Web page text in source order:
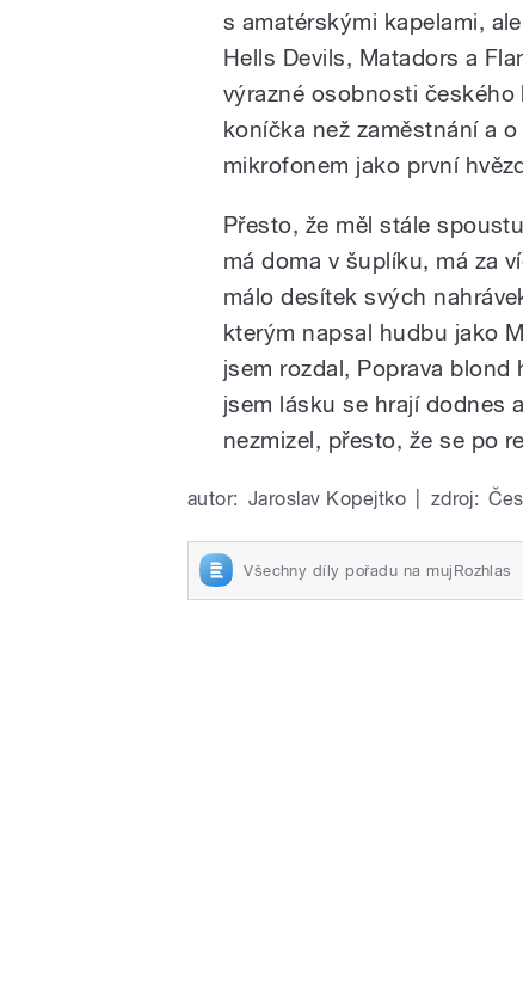
s amatérskými kapelami,
Hells Devils, Matadors a
výrazné osobnosti
koníčka než zaměstnání a
mikrofonem jako první
Přesto, že měl stále
má doma v šuplíku, má za
málo desítek svých
kterým napsal hudbu jako
jsem rozdal, Poprava
jsem lásku se hrají dodnes
nezmizel, přesto, že se po
autor: Jaroslav Kopejtko zdroj:
Všechny díly pořadu na mujRozhlas